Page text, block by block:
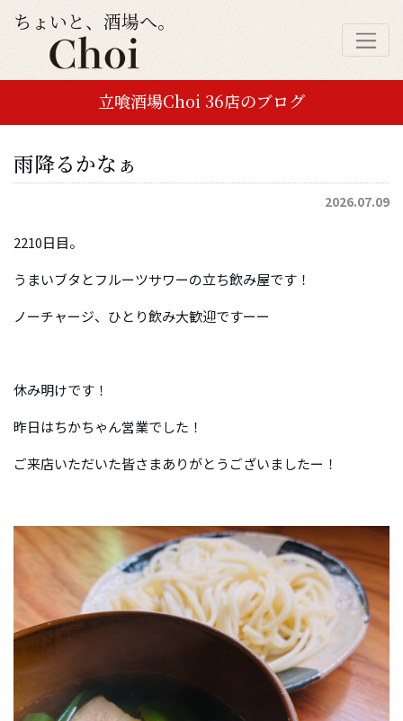
ちょいと、酒場へ。
立喰酒場Choi 36店のブログ
雨降るかなぁ
2026.07.09
2210日目。
うまいブタとフルーツサワーの立ち飲み屋です！
ノーチャージ、ひとり飲み大歓迎ですーー
休み明けです！
昨日はちかちゃん営業でした！
ご来店いただいた皆さまありがとうございましたー！